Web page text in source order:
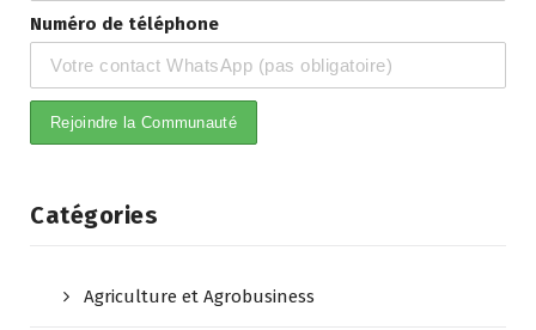
Numéro de téléphone
Catégories
Agriculture et Agrobusiness